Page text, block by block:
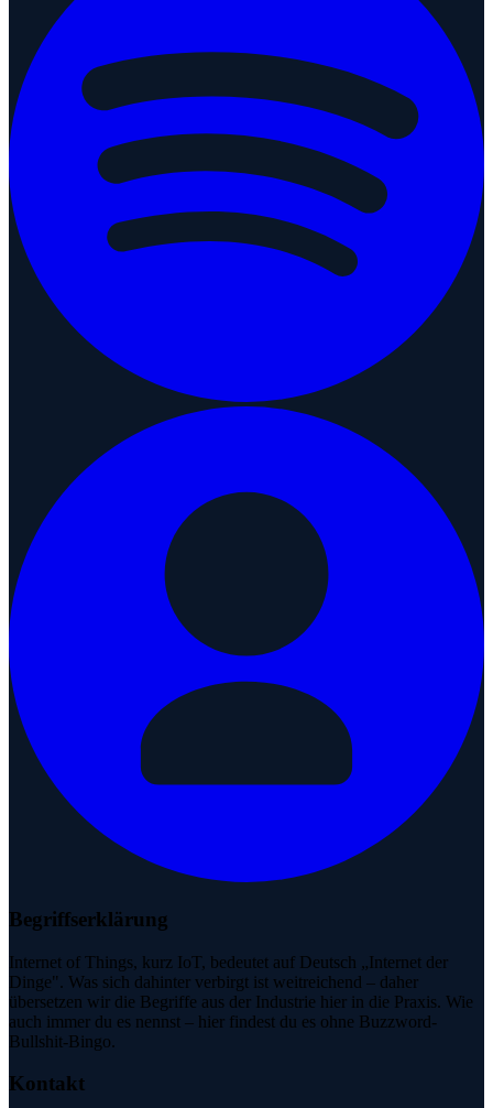
Begriffserklärung
Internet of Things, kurz IoT, bedeutet auf Deutsch „Internet der
Dinge". Was sich dahinter verbirgt ist weitreichend – daher
übersetzen wir die Begriffe aus der Industrie hier in die Praxis. Wie
auch immer du es nennst – hier findest du es ohne Buzzword-
Bullshit-Bingo.
Kontakt